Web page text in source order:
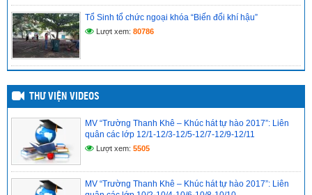
Quyết định Về việc công bố công khai bổ sung dự toán chi
ngân sách Nhà nước năm 2026 của Trường THPT Thanh
Khê
(03/04/2026)
Tổ Sinh tổ chức ngoại khóa “Biến đổi khí hậu”
Lượt xem: 80786
THƯ VIỆN VIDEOS
MV “Trường Thanh Khê – Khúc hát tự hào 2017”: Liên
quân các lớp 12/1-12/3-12/5-12/7-12/9-12/11
Lượt xem: 5505
MV “Trường Thanh Khê – Khúc hát tự hào 2017”: Liên